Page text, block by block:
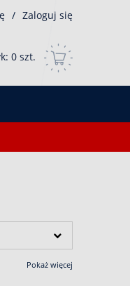
/ Zaloguj się
0 szt.
Pokaż więcej